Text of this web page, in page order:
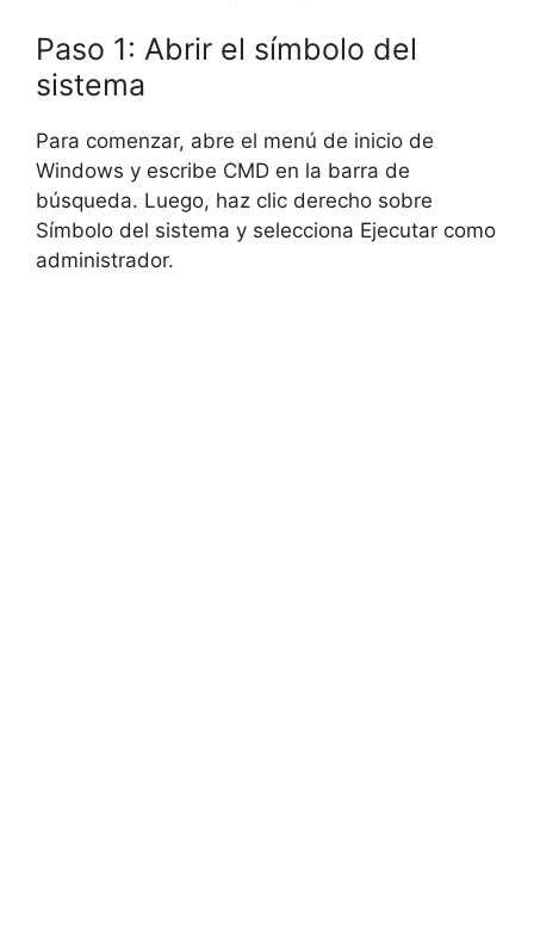
Paso 1: Abrir el símbolo del
sistema
Para comenzar, abre el menú de inicio de
Windows y escribe CMD en la barra de
búsqueda. Luego, haz clic derecho sobre
Símbolo del sistema y selecciona Ejecutar como
administrador.